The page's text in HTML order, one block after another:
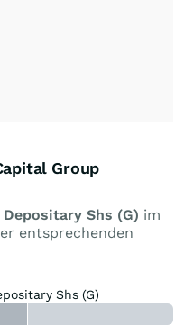
Group
Shs (G) im
entsprechenden
Shs (G)